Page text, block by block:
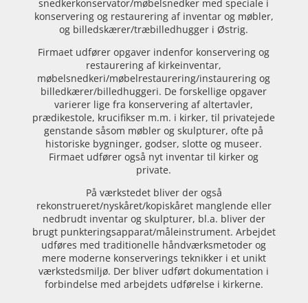
snedkerkonservator/møbelsnedker med speciale i
konservering og restaurering af inventar og møbler,
og billedskærer/træbilledhugger i Østrig.
Firmaet udfører opgaver indenfor konservering og
restaurering af kirkeinventar,
møbelsnedkeri/møbelrestaurering/instaurering og
billedkærer/billedhuggeri. De forskellige opgaver
varierer lige fra konservering af altertavler,
prædikestole, krucifikser m.m. i kirker, til privatejede
genstande såsom møbler og skulpturer, ofte på
historiske bygninger, godser, slotte og museer.
Firmaet udfører også nyt inventar til kirker og
private.
På værkstedet bliver der også
rekonstrueret/nyskåret/kopiskåret manglende eller
nedbrudt inventar og skulpturer, bl.a. bliver der
brugt punkteringsapparat/måleinstrument. Arbejdet
udføres med traditionelle håndværksmetoder og
mere moderne konserverings teknikker i et unikt
værkstedsmiljø. Der bliver udført dokumentation i
forbindelse med arbejdets udførelse i kirkerne.